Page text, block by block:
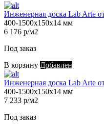
Инженерная доска Lab Arte
400-1500х150х14 мм
6 176 р/м2
Под заказ
В корзину Добавлен
Инженерная доска Lab Arte
400-1500х150х14 мм
7 233 р/м2
Под заказ